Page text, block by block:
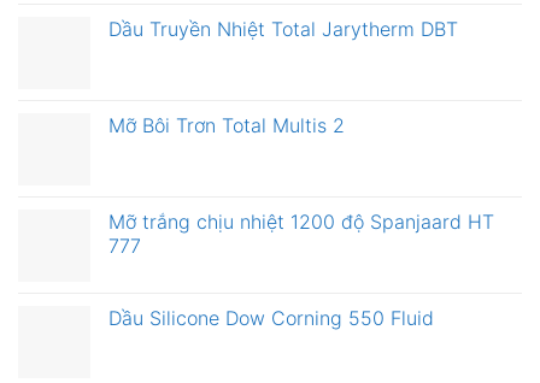
Dầu Truyền Nhiệt Total Jarytherm DBT
Mỡ Bôi Trơn Total Multis 2
Mỡ trắng chịu nhiệt 1200 độ Spanjaard HT
777
Dầu Silicone Dow Corning 550 Fluid